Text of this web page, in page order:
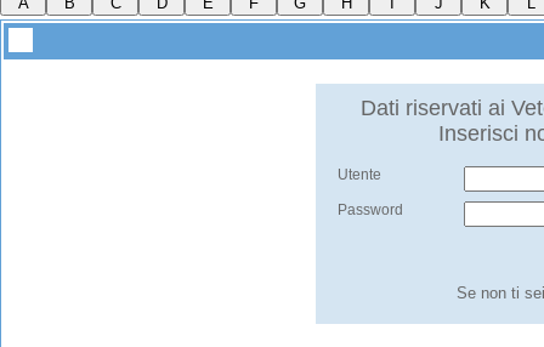
Dati riservati ai
Inserisci
Utente
Password
Se non ti